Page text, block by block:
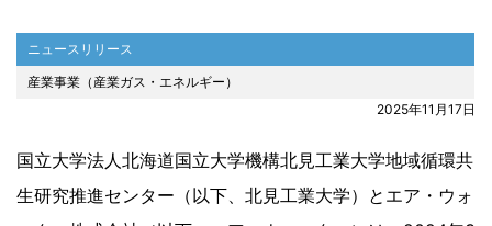
ニュースリリース
産業事業（産業ガス・エネルギー）
2025年11月17日
国立大学法人北海道国立大学機構北見工業大学地域循環共
生研究推進センター（以下、北見工業大学）とエア・ウォ